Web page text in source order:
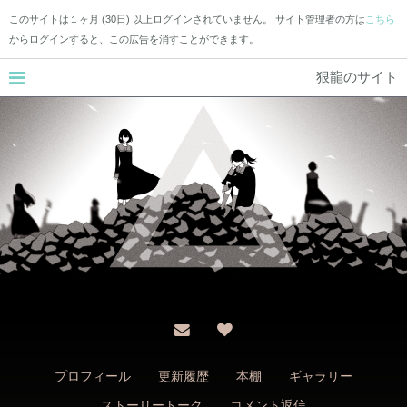
このサイトは１ヶ月 (30日) 以上ログインされていません。 サイト管理者の方は こちら
からログインすると、この広告を消すことができます。
狠龍のサイト
プロフィール 更新履歴 本棚
ギャラリー